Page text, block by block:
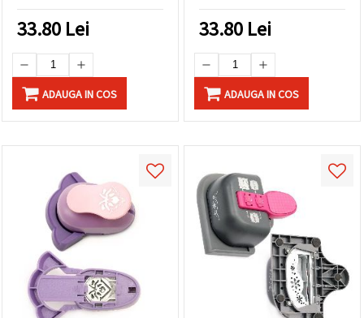
33.80 Lei
ADAUGA IN COS
33.80 Lei
ADAUGA IN COS